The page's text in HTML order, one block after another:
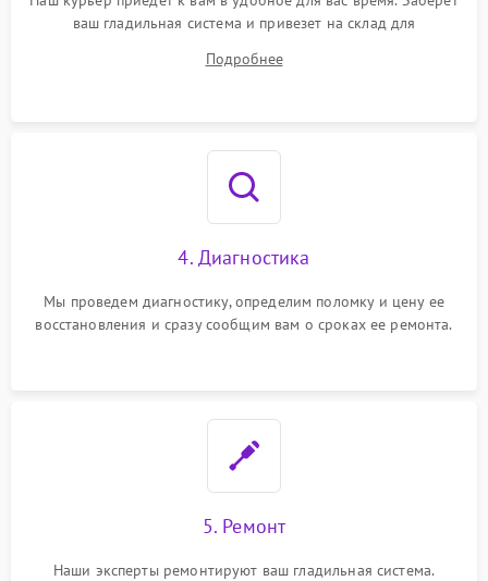
ваш гладильная система и привезет на склад для
Подробнее
4. Диагностика
Мы проведем диагностику, определим поломку и цену ее
восстановления и сразу сообщим вам о сроках ее ремонта.
5. Ремонт
Наши эксперты ремонтируют ваш гладильная система.